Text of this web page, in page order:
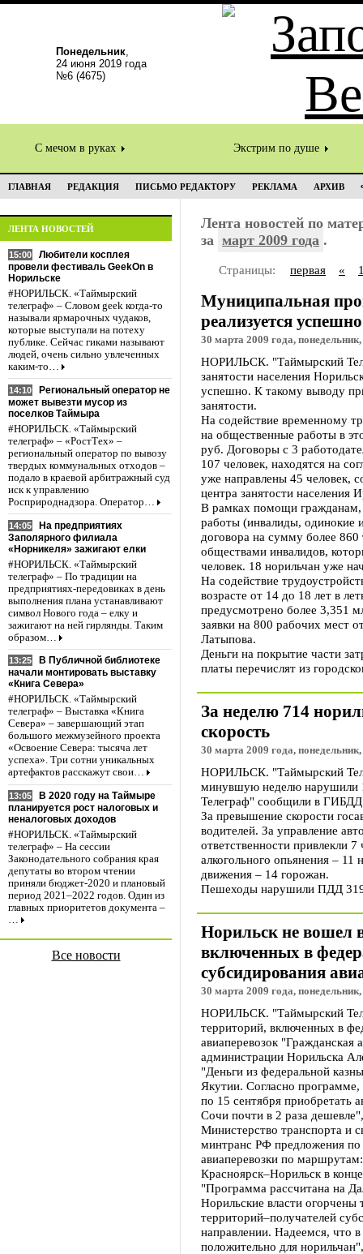
Понедельник,
24 июня 2019 года
№6 (4675)
С мечом в руках Экстрим по душе
ГЛАВНАЯ РЕДАКЦИЯ ПИСЬМО РЕДАКТОРУ РЕКЛАМА АРХИВ
ЛЕНТА НОВОСТЕЙ
15:00
Любители косплея
провели фестиваль GeekOn в
Норильске
#НОРИЛЬСК. «Таймырский
телеграф» – Словом geek когда-то
называли ярмарочных чудаков,
которые выступали на потеху
публике. Сейчас гиками называют
людей, очень сильно увлеченных
каким-то…
14:10
Региональный оператор не
может вывезти мусор из
поселков Таймыра
#НОРИЛЬСК. «Таймырский
телеграф» – «РостТех» –
региональный оператор по вывозу
твердых коммунальных отходов –
подало в краевой арбитражный суд
иск к управлению
Росприроднадзора. Оператор…
14:05
На предприятиях
Заполярного филиала
«Норникеля» зажигают елки
#НОРИЛЬСК. «Таймырский
телеграф» – По традиции на
предприятиях-передовиках в день
выполнения плана устанавливают
символ Нового года – елку и
зажигают на ней гирлянды. Таким
образом…
13:25
В Публичной библиотеке
начали монтировать выставку
«Книга Севера»
#НОРИЛЬСК. «Таймырский
телеграф» – Выставка «Книга
Севера» – завершающий этап
большого межмузейного проекта
«Освоение Севера: тысяча лет
успеха». Три сотни уникальных
артефактов расскажут свои…
13:05
В 2020 году на Таймыре
планируется рост налоговых и
неналоговых доходов
#НОРИЛЬСК. «Таймырский
телеграф» – На сессии
Законодательного собрания края
депутаты во втором чтении
приняли бюджет-2020 и плановый
период 2021–2022 годов. Один из
главных приоритетов документа –
…
Все новости
Лента новостей по
за март 2009 года .
Страницы: первая «
Муниципальная
реализуется успешно
30 марта 2009 года,
НОРИЛЬСК. "Таймырский
занятости населения
успешно. К такому выводу
занятости.
На содействие временному
на общественные работы в
руб. Договоры с 3
107 человек, находятся на
уже направлены 45 человек,
центра занятости населения
В рамках помощи
работы (инвалиды, одинокие
договора на сумму более
обществами инвалидов,
человек. 18 норильчан уже
На содействие
возрасте от 14 до 18 лет в
предусмотрено более 3,351
заявки на 800 рабочих мест
Латыпова.
Деньги на покрытие части
платы перечислят из
За неделю 714
скорость
30 марта 2009 года,
НОРИЛЬСК. "Таймырский
минувшую неделю нарушили
Телеграф" сообщили в
За превышение скорости
водителей. За управление
ответственности привлекли
алкогольного опьянения – 11
движения – 14 горожан.
Пешеходы нарушили ПДД
Норильск не вошел
включенных в
субсидирования
30 марта 2009 года,
НОРИЛЬСК. "Таймырский
территорий, включенных в
авиаперевозок "Гражданская
администрации Норильска
"Деньги из федеральной
Якутии. Согласно
по 15 сентября приобретать
Сочи почти в 2 раза
Министерство транспорта и
минтранс РФ предложения
авиаперевозки по
Красноярск–Норильск в
"Программа рассчитана на
Норильские власти огорчены
территорий–получателей
направлении. Надеемся, что
положительно для